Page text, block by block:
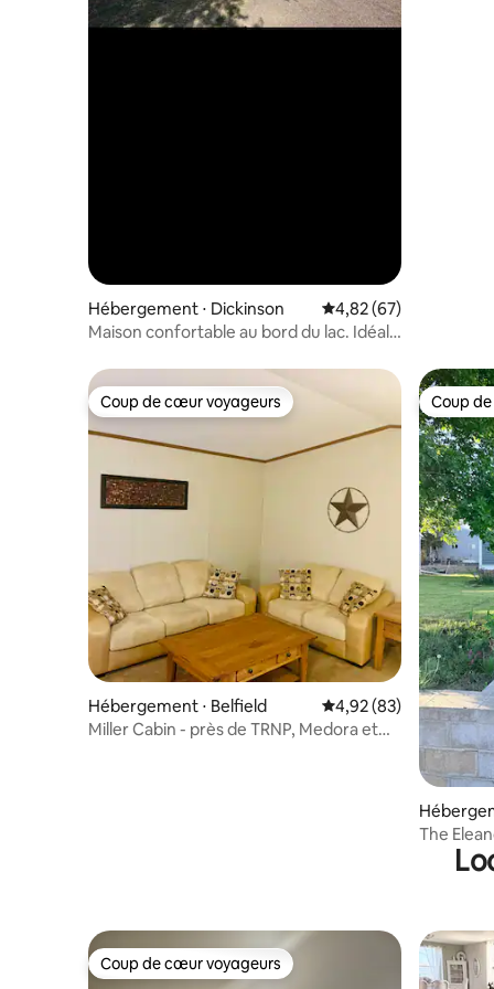
Hébergement ⋅ Dickinson Évaluation moyenne
4,82 (67)
Maison confortable au bord du lac. Idéal
Coup de cœur voyageurs
Coup de cœur voyageurs
Hébergement ⋅ Belfield Évaluation moyenne
4,92 (83)
Miller Cabin - près de TRNP, Medora et
Coup
Coup
The
confort
Coup de cœur voyageurs
Coup de cœur voyageurs